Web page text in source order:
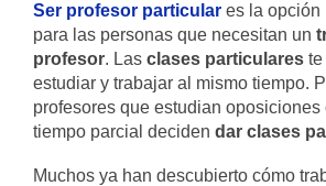
Ser profesor particular es la opción
para las personas que necesitan un
profesor. Las clases particulares te
estudiar y trabajar al mismo tiempo.
profesores que estudian oposiciones
tiempo parcial deciden dar clases
Muchos ya han descubierto cómo